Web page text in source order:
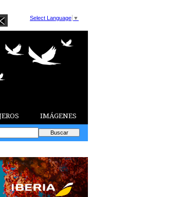
Select Language ▼
IMÁGENES